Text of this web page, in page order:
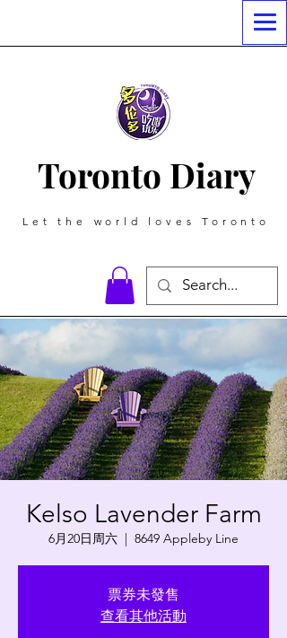
Toronto Diary
Let the world loves Toronto
Kelso Lavender Farm
6月20日周六
  |
8649 Appleby Line
票券未發售
查看其他活動